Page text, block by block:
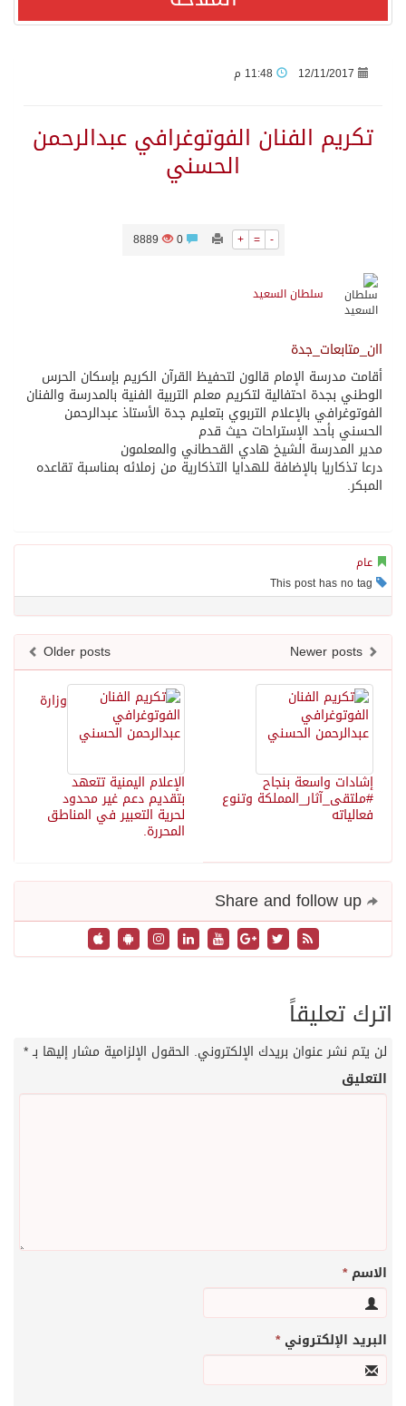
صدور بيان مشترك لقمة مكة المكرمة للدفاع المشترك بين المملكة العربية السعودية والجمهورية التركية وجمهورية باكستان الإسلامية.
12/11/2017
تكريم الفنان الفوتوغرافي عبدالرحمن
الحسني
+ = -
0
8889
سلطان السعيد
اان_متابعات_جدة
أقامت مدرسة الإمام قالون لتحفيظ القرآن الكريم بإسكان الحرس
الوطني بجدة احتفالية لتكريم معلم التربية الفنية بالمدرسة والفنان
الفوتوغرافي بالإعلام التربوي بتعليم جدة الأستاذ عبدالرحمن
الحسني بأحد الإستراحات حيث قدم
مدير المدرسة الشيخ هادي القحطاني والمعلمون
درعا تذكاريا بالإضافة للهدايا التذكارية من زملائه بمناسبة تقاعده
المبكر.
عام
Older posts
وزارة
الإعلام اليمنية تتعهد
بتقديم دعم غير محدود
لحرية التعبير في المناطق
المحررة.
إشادات واسعة بنجاح
#ملتقى_آثار_المملكة وتنوع
فعالياته
اترك تعليقاً
لن يتم نشر عنوان بريدك الإلكتروني. الحقول الإلزامية مشار إليها بـ*
التعليق
الاسم*
البريد الإلكتروني*